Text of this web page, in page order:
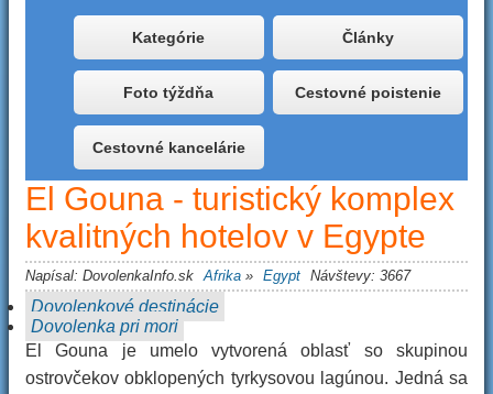
Kategórie Články
Foto týždňa Cestovné poistenie
Cestovné kancelárie
El Gouna - turistický komplex
kvalitných hotelov v Egypte
Napísal: DovolenkaInfo.sk Afrika » Egypt Návštevy: 3667
Dovolenkové destinácie
Dovolenka pri mori
El Gouna je umelo vytvorená oblasť so skupinou
ostrovčekov obklopených tyrkysovou lagúnou. Jedná sa